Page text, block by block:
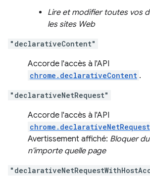
Lire et modifier toutes vos
les sites Web
"declarativeContent"
Accorde l'accès à l'API
chrome.declarativeContent .
"declarativeNetRequest"
Accorde l'accès à l'API
chrome.declarativeNetRequest
Avertissement affiché: Bloquer
n'importe quelle page